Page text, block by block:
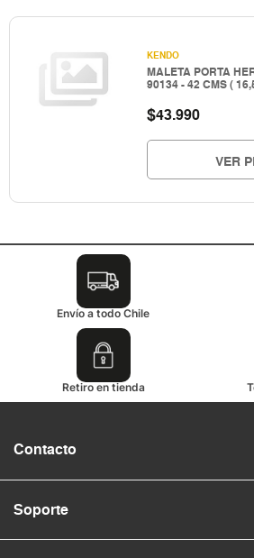
KENDO
MALETA PORTA
90134 - 42 CMS (
$43.990
VER
Envío a todo Chile
Retiro en tienda
Contacto
Soporte